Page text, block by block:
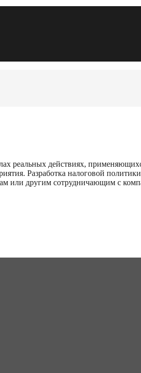
реальных действиях,
Разработка налоговой политики
или другим сотрудничающим с